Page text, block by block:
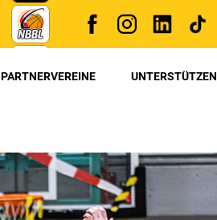
PARTNERVEREINE UNTERSTÜTZEN